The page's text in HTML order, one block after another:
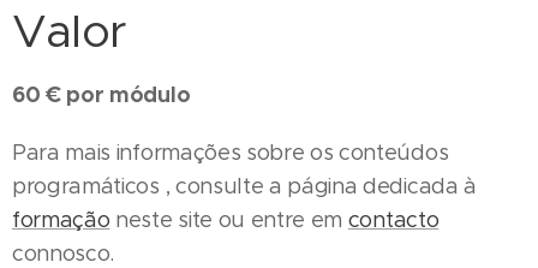
Valor
60 € por módulo
Para mais informações sobre os conteúdos
programáticos , consulte a página dedicada à
formação neste site ou entre em contacto
connosco.